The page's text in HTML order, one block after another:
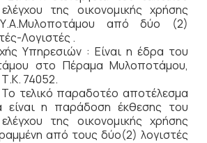
ελέγχου της οικονομικής χρήσης
από δύο (2)
Λογιστές .
Υπηρεσιών : Eίναι η έδρα του
στο Πέραμα Μυλοποτάμου,
74052.
τελικό παραδοτέο αποτέλεσμα
είναι η παράδοση έκθεσης του
ελέγχου της οικονομικής χρήσης
από τους δύο(2) λογιστές